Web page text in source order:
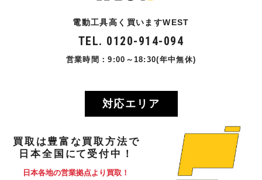
電動工具高く買いますWEST
TEL. 0120-914-094
営業時間：9:00～18:30(年中無休)
対応エリア
買取 は 豊富な買取方法で
日本全国 にて 受付中！
日本各地の営業拠点より買取！